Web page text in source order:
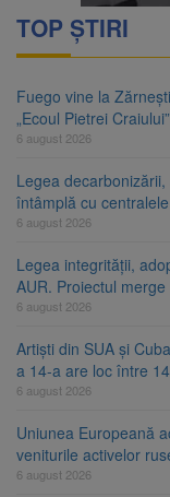
TOP ȘTIRI
Fuego vine la
„Ecoul Pietrei
6 august 2026
Legea
întâmplă cu
6 august 2026
Legea integrității,
AUR. Proiectul
6 august 2026
Artiști din SUA și
a 14-a are loc între
6 august 2026
Uniunea Europeană
veniturile activelor
6 august 2026